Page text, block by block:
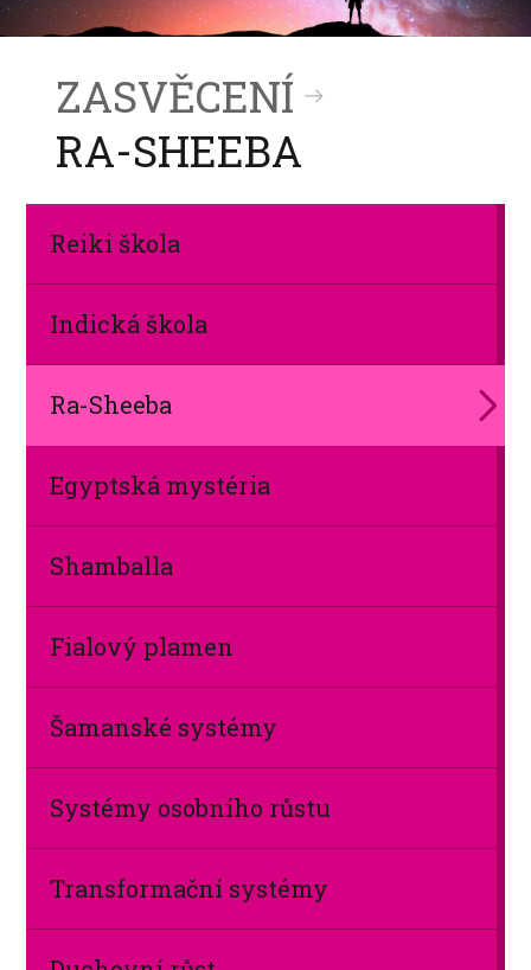
ZASVĚCENÍ
RA-SHEEBA
Reiki škola
Indická škola
Ra-Sheeba
Egyptská mystéria
Shamballa
Fialový plamen
Šamanské systémy
Systémy osobního růstu
Transformační systémy